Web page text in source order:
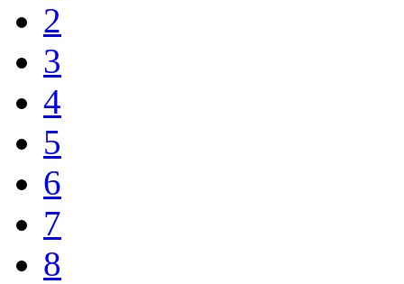
2
3
4
5
6
7
8